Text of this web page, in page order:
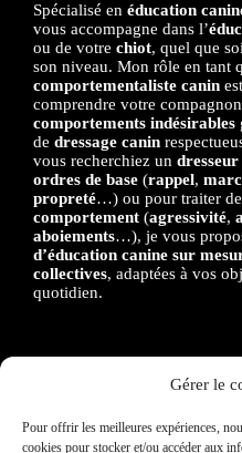
Gérer le
Pour offrir les meilleures expériences,
cookies pour stocker et/ou accéder aux
Spécialisé en éducation
vous accompagne dans l’
ou de votre chiot, quel que
son niveau. Mon rôle en tant
comportementaliste canin
comprendre votre
comportements indésirables
de dressage canin
vous recherchiez un
ordres de base (rappel,
propreté…) ou pour traiter
comportement (agressivité,
aboiements…), je vous
d’éducation canine sur
collectives, adaptées à vos
quotidien.
Basé à Plan-d’Orgon (13750)